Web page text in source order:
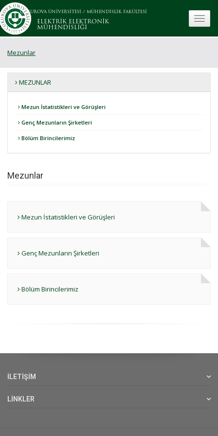
ÇUKUROVA ÜNİVERSİTESİ / MÜHENDİSLİK FAKÜLTESİ
ELEKTRİK ELEKTRONİK
MÜHENDİSLİĞİ
Mezunlar
MEZUNLAR
Mezun İstatistikleri ve Görüşleri
Genç Mezunların Şirketleri
Bölüm Birincilerimiz
Mezunlar
Mezun İstatistikleri ve Görüşleri
Genç Mezunların Şirketleri
Bölüm Birincilerimiz
İLETİŞİM
LİNKLER